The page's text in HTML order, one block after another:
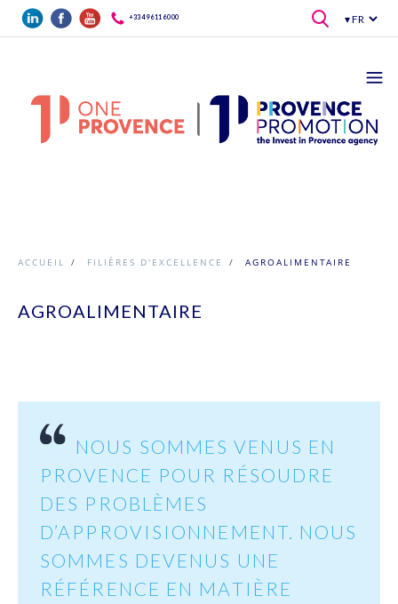
Aller au contenu principal
+33 4 96 11 60 00
ACCUEIL / FILIÉRES D'EXCELLENCE / AGROALIMENTAIRE
AGROALIMENTAIRE
NOUS SOMMES VENUS EN
PROVENCE POUR RÉSOUDRE
DES PROBLÈMES
D’APPROVISIONNEMENT. NOUS
SOMMES DEVENUS UNE
RÉFÉRENCE EN MATIÈRE